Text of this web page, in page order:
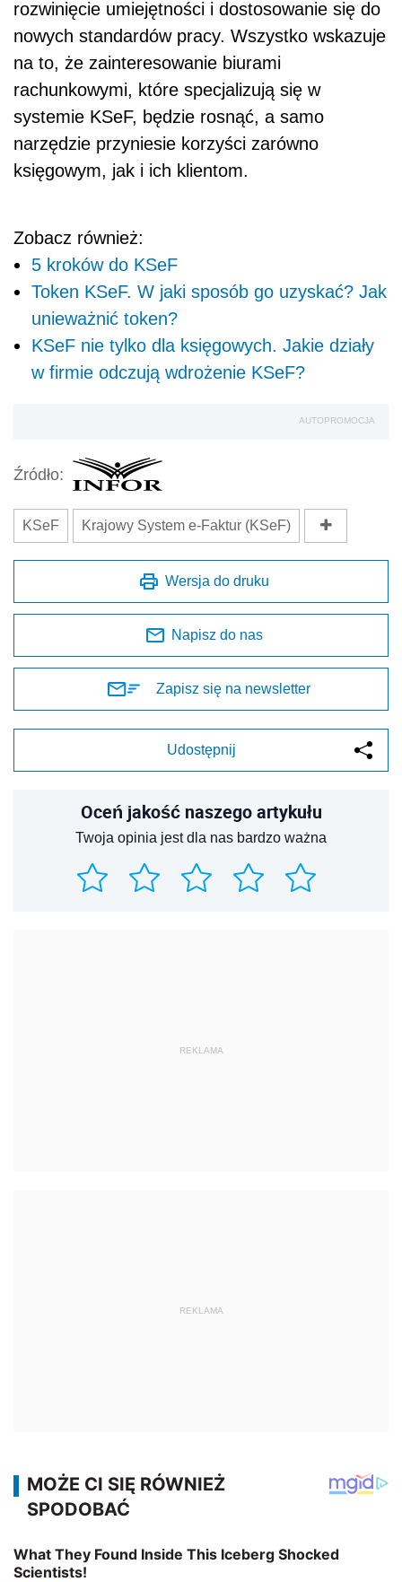
rozwinięcie umiejętności i dostosowanie się do
nowych standardów pracy. Wszystko wskazuje
na to, że zainteresowanie biurami
rachunkowymi, które specjalizują się w
systemie KSeF, będzie rosnąć, a samo
narzędzie przyniesie korzyści zarówno
księgowym, jak i ich klientom.
Zobacz również:
5 kroków do KSeF
Token KSeF. W jaki sposób go uzyskać? Jak
unieważnić token?
KSeF nie tylko dla księgowych. Jakie działy
w firmie odczują wdrożenie KSeF?
AUTOPROMOCJA
Źródło:
KSeF Krajowy System e-Faktur (KSeF)
Wersja do druku
Napisz do nas
Zapisz się na newsletter
Udostępnij
Oceń jakość naszego artykułu
Twoja opinia jest dla nas bardzo ważna
REKLAMA
REKLAMA